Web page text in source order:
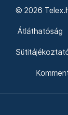
© 2026
Átláthatóság